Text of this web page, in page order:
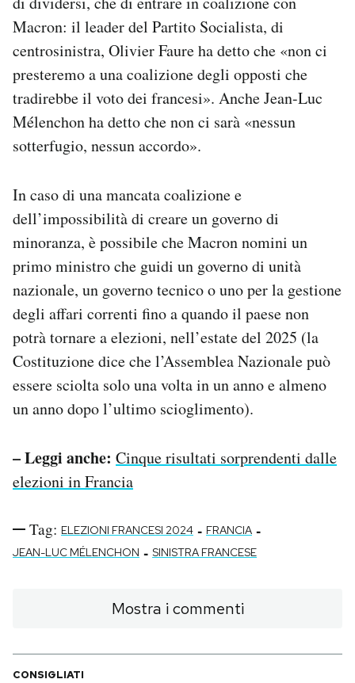
Macron: il leader del Partito Socialista, di
centrosinistra, Olivier Faure ha detto che «non ci
presteremo a una coalizione degli opposti che
tradirebbe il voto dei francesi». Anche Jean-Luc
Mélenchon ha detto che non ci sarà «nessun
sotterfugio, nessun accordo».
In caso di una mancata coalizione e
dell’impossibilità di creare un governo di
minoranza, è possibile che Macron nomini un
primo ministro che guidi un governo di unità
nazionale, un governo tecnico o uno per la gestione
degli affari correnti fino a quando il paese non
potrà tornare a elezioni, nell’estate del 2025 (la
Costituzione dice che l’Assemblea Nazionale può
essere sciolta solo una volta in un anno e almeno
un anno dopo l’ultimo scioglimento).
– Leggi anche: Cinque risultati sorprendenti dalle
elezioni in Francia
Tag: ELEZIONI FRANCESI 2024 - FRANCIA -
JEAN-LUC MÉLENCHON - SINISTRA FRANCESE
Mostra i commenti
CONSIGLIATI